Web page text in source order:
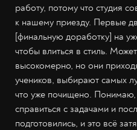
работу, потому что студия
к нашему приезду. Первые
[финальную доработку] на
чтобы влиться в стиль.
высокомерно, но они
учеников, выбирают самых
что уже почищено.
справиться с задачами и
подготовились, и это всё